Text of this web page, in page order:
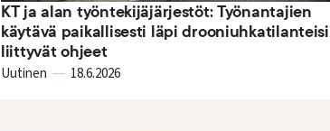
KT ja alan työntekijäjärjestöt: Työnantajien
käytävä paikallisesti läpi
liittyvät ohjeet
Uutinen 18.6.2026